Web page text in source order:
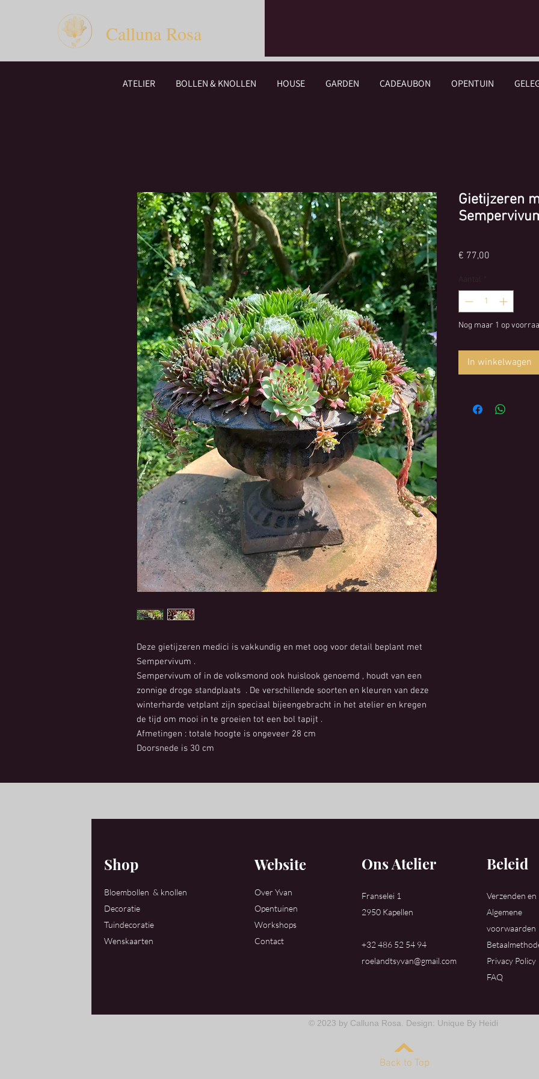
Calluna Rosa
ATELIER BOLLEN & KNOLLEN HOUSE GARDEN CADEAUBON OPENTUIN
Deze gietijzeren medici is vakkundig en met oog voor detail beplant met
Sempervivum .
Sempervivum of in de volksmond ook huislook genoemd , houdt van een
zonnige droge standplaats . De verschillende soorten en kleuren van deze
winterharde vetplant zijn speciaal bijeengebracht in het atelier en kregen
de tijd om mooi in te groeien tot een bol tapijt .
Afmetingen : totale hoogte is ongeveer 28 cm
Doorsnede is 30 cm
Gietijzeren
€ 77,00
*
Nog maar 1 op
In winkelwagen
Shop
Bloembollen & knollen
Decoratie
Tuindecoratie
Wenskaarten
Website
Over Yvan
Opentuinen
Workshops
Contact
Ons Atelier
Franselei 1
2950 Kapellen
+32 486 52 54 94
roelandtsyvan@gmail.com
Beleid
Verzenden
Algemene
voorwaarden
Privacy Policy
FAQ
© 2023 by Calluna Rosa. Design: Unique By Heidi
Back to Top